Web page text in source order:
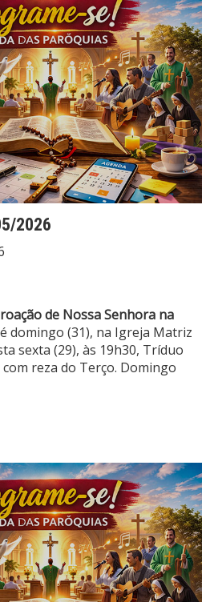
2026
de Nossa Senhora na
domingo (31), na Igreja Matriz
sexta (29), às 19h30, Tríduo
reza do Terço. Domingo